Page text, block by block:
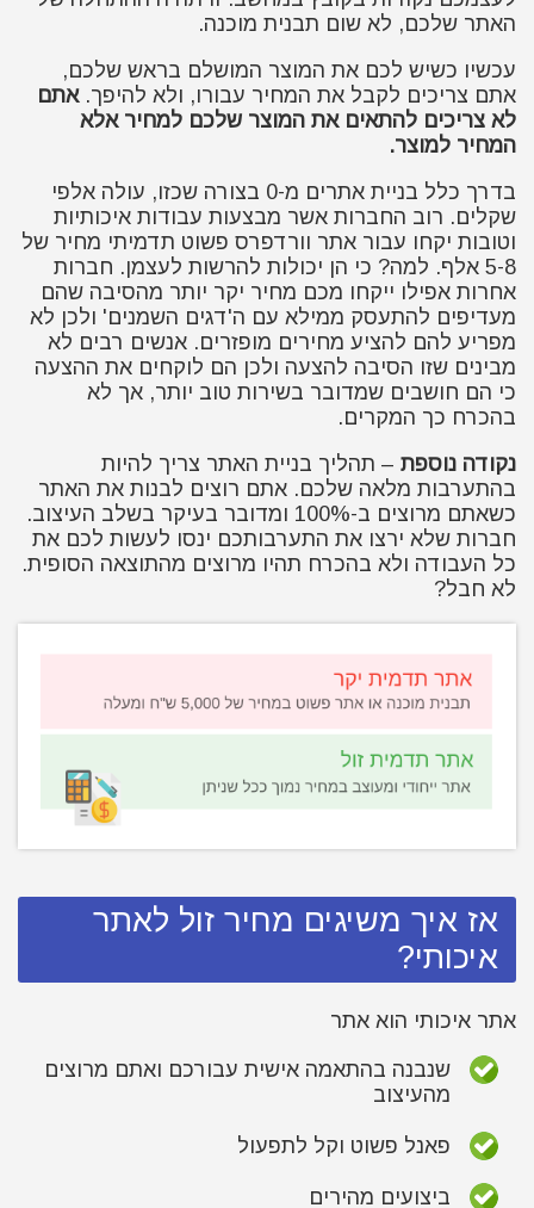
האתר שלכם, לא שום תבנית מוכנה.
עכשיו כשיש לכם את המוצר המושלם בראש שלכם,
אתם צריכים לקבל את המחיר עבורו, ולא להיפך.אתם
לא צריכים להתאים את המוצר שלכם למחיר אלא
המחיר למוצר.
בדרך כלל בניית אתרים מ-0 בצורה שכזו, עולה אלפי
שקלים. רוב החברות אשר מבצעות עבודות איכותיות
וטובות יקחו עבור אתר וורדפרס פשוט תדמיתי מחיר של
5-8 אלף. למה? כי הן יכולות להרשות לעצמן. חברות
אחרות אפילו ייקחו מכם מחיר יקר יותר מהסיבה שהם
מעדיפים להתעסק ממילא עם ה'דגים השמנים' ולכן לא
מפריע להם להציע מחירים מופזרים. אנשים רבים לא
מבינים שזו הסיבה להצעה ולכן הם לוקחים את ההצעה
כי הם חושבים שמדובר בשירות טוב יותר, אך לא
בהכרח כך המקרים.
נקודה נוספת – תהליך בניית האתר צריך להיות
בהתערבות מלאה שלכם. אתם רוצים לבנות את האתר
כשאתם מרוצים ב-100% ומדובר בעיקר בשלב העיצוב.
חברות שלא ירצו את התערבותכם ינסו לעשות לכם את
כל העבודה ולא בהכרח תהיו מרוצים מהתוצאה הסופית.
לא חבל?
אז איך משיגים מחיר זול לאתר
איכותי?
אתר איכותי הוא אתר
שנבנה בהתאמה אישית עבורכם ואתם מרוצים
מהעיצוב
פאנל פשוט וקל לתפעול
ביצועים מהירים